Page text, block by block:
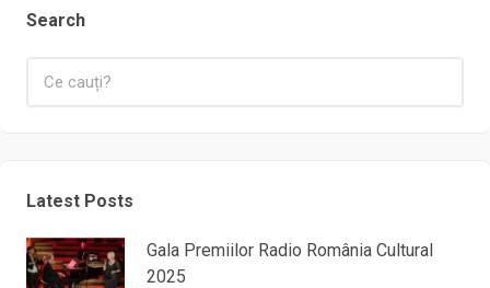
Search
Latest Posts
Gala Premiilor Radio România Cultural
2025